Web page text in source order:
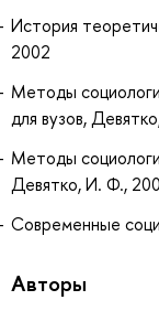
История
2002
Методы
для вузов,
Методы
Девятко, И. Ф.,
Современные
Авторы